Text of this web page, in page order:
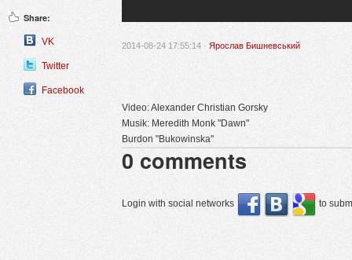
Share:
VK
Twitter
Facebook
2014-08-24 17:55:14 · Ярослав Бишневський
Video: Alexander Christian Gorsky
Musik: Meredith Monk "Dawn"
Burdon "Bukowinska"
0 comments
Login with social networks to